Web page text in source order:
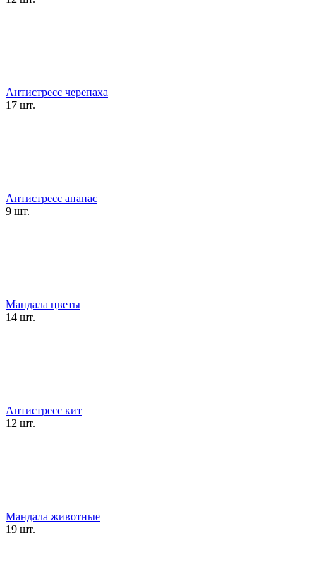
Антистресс черепаха
17 шт.
Антистресс ананас
9 шт.
Мандала цветы
14 шт.
Антистресс кит
12 шт.
Мандала животные
19 шт.